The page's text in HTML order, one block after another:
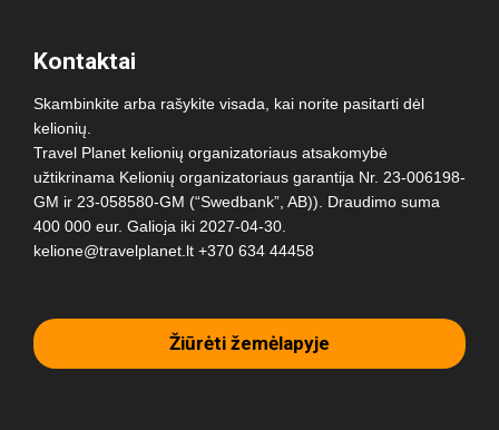
Kontaktai
Skambinkite arba rašykite visada, kai norite pasitarti dėl
kelionių.
Travel Planet kelionių organizatoriaus atsakomybė
užtikrinama Kelionių organizatoriaus garantija Nr. 23-006198-
GM ir 23-058580-GM (“Swedbank”, AB)). Draudimo suma
400 000 eur. Galioja iki 2027-04-30.
kelione@travelplanet.lt +370 634 44458
Žiūrėti žemėlapyje